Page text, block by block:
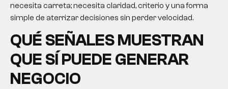
necesita carreta; necesita claridad, criterio y una forma
simple de aterrizar decisiones sin perder velocidad.
QUÉ SEÑALES MUESTRAN
QUE SÍ PUEDE GENERAR
NEGOCIO